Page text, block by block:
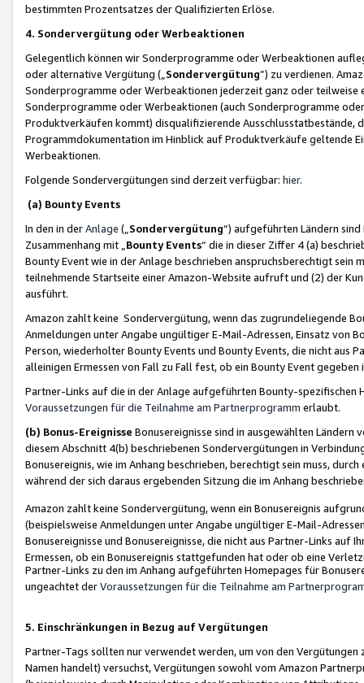
bestimmten Prozentsatzes der Qualifizierten Erlöse.
4. Sondervergütung oder Werbeaktionen
Gelegentlich können wir Sonderprogramme oder Werbeaktionen
oder alternative Vergütung („ Sondervergütung”) zu verdienen.
Sonderprogramme oder Werbeaktionen jederzeit ganz oder
Sonderprogramme oder Werbeaktionen (auch Sonderprogramme
Produktverkäufen kommt) disqualifizierende Ausschlusstatbestände,
Programmdokumentation im Hinblick auf Produktverkäufe geltende
Werbeaktionen.
Folgende Sondervergütungen sind derzeit verfügbar: hier.
(a) Bounty Events
In den in derAnlage („ Sondervergütung“) aufgeführten Ländern
Zusammenhang mit „ Bounty Events“ die in dieser Ziffer 4 (a)
Bounty Event wie in der Anlage beschrieben anspruchsberechtigt sein
teilnehmende Startseite einer Amazon-Website aufruft und (2) der
ausführt.
Amazon zahlt keine Sondervergütung, wenn das zugrundeliegende
Anmeldungen unter Angabe ungültiger E-Mail-Adressen, Einsatz von
Person, wiederholter Bounty Events und Bounty Events, die nicht
alleinigen Ermessen von Fall zu Fall fest, ob ein Bounty Event
Partner-Links auf die in der Anlage aufgeführten Bounty-spezifischen
Voraussetzungen für die Teilnahme am Partnerprogramm erlaubt.
(b) Bonus-Ereignisse Bonusereignisse sind in ausgewählten Ländern
diesem Abschnitt 4(b) beschriebenen Sondervergütungen in
Bonusereignis, wie im Anhang beschrieben, berechtigt sein muss,
während der sich daraus ergebenden Sitzung die im Anhang
Amazon zahlt keine Sondervergütung, wenn ein Bonusereignis
(beispielsweise Anmeldungen unter Angabe ungültiger E-Mail-
Bonusereignisse und Bonusereignisse, die nicht aus Partner-Links auf
Ermessen, ob ein Bonusereignis stattgefunden hat oder ob eine
Partner-Links zu den im Anhang aufgeführten Homepages für
ungeachtet derVoraussetzungen für die Teilnahme am
5. Einschränkungen in Bezug auf Vergütungen
Partner-Tags sollten nur verwendet werden, um von den
Namen handelt) versuchst, Vergütungen sowohl vom Amazon